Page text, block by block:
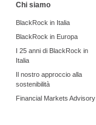
Chi siamo
BlackRock in Italia
BlackRock in Europa
I 25 anni di BlackRock in
Italia
Il nostro approccio alla
sostenibilità
Financial Markets Advisory